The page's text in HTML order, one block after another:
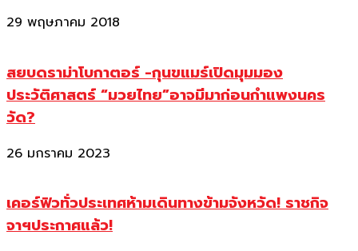
29 พฤษภาคม 2018
สยบดราม่าโบกาตอร์ -กุนขแมร์เปิดมุมมอง
ประวัติศาสตร์ “มวยไทย”อาจมีมาก่อนกำแพงนคร
วัด?
26 มกราคม 2023
เคอร์ฟิวทั่วประเทศห้ามเดินทางข้ามจังหวัด! ราชกิจ
จาฯประกาศแล้ว!